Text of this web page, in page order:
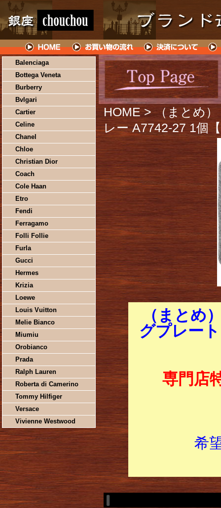
Balenciaga
Bottega Veneta
Burberry
Bvlgari
Cartier
Celine
Chanel
Chloe
Christian Dior
Coach
Cole Haan
Etro
Fendi
Ferragamo
Folli Follie
Furla
Gucci
Hermes
Krizia
Loewe
Louis Vuitton
Melie Bianco
Miumiu
Orobianco
Prada
Ralph Lauren
Roberta di Camerino
Tommy Hilfiger
Versace
Vivienne Westwood
HOME > （まとめ
レー A7742-27 1個
（まとめ
グプレー
専門店
希